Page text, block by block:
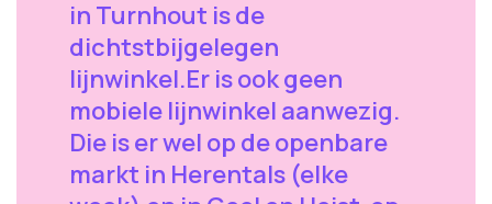
in Turnhout is de
dichtstbijgelegen
lijnwinkel.Er is ook geen
mobiele lijnwinkel aanwezig.
Die is er wel op de openbare
markt in Herentals (elke